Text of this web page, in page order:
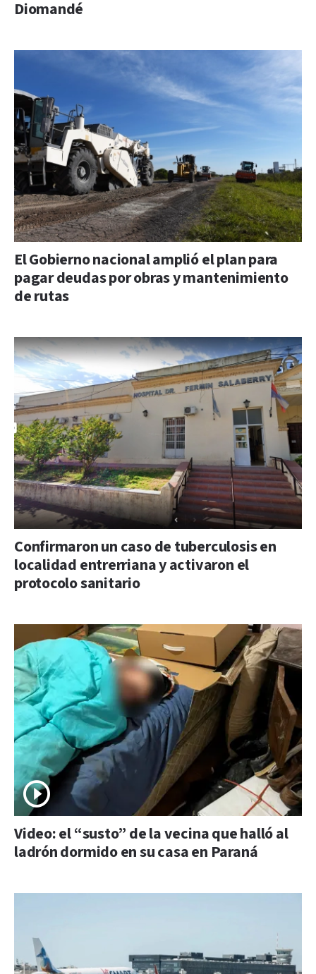
Diomandé
El Gobierno nacional amplió el plan para
pagar deudas por obras y mantenimiento
de rutas
Confirmaron un caso de tuberculosis en
localidad entrerriana y activaron el
protocolo sanitario
Video: el “susto” de la vecina que halló al
ladrón dormido en su casa en Paraná